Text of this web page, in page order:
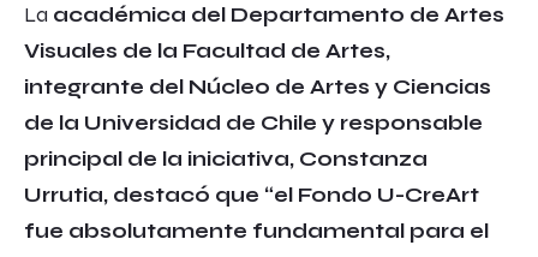
La académica del Departamento de Artes
Visuales de la Facultad de Artes,
integrante del Núcleo de Artes y Ciencias
de la Universidad de Chile y responsable
principal de la iniciativa, Constanza
Urrutia, destacó que “el Fondo U-CreArt
fue absolutamente fundamental para el